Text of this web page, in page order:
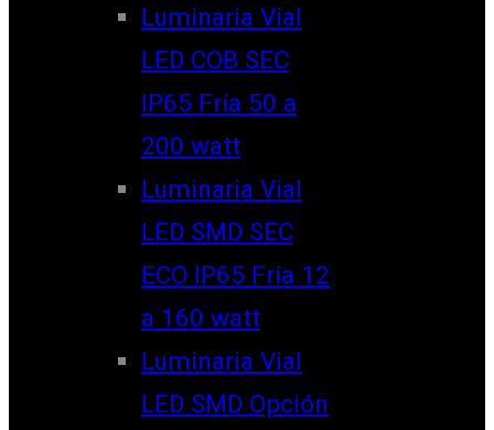
Luminaria Vial
LED COB SEC
IP65 Fría 50 a
200 watt
Luminaria Vial
LED SMD SEC
ECO IP65 Fría 12
a 160 watt
Luminaria Vial
LED SMD Opción